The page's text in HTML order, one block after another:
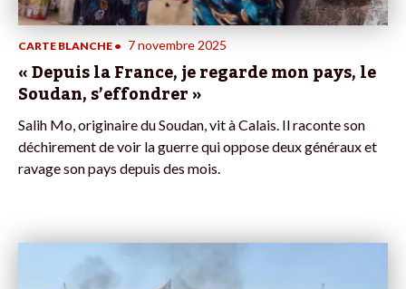
CARTE BLANCHE • 7 novembre 2025
« Depuis la France, je regarde mon pays, le
Soudan, s’effondrer »
Salih Mo, originaire du Soudan, vit à Calais. Il raconte son
déchirement de voir la guerre qui oppose deux généraux et
ravage son pays depuis des mois.